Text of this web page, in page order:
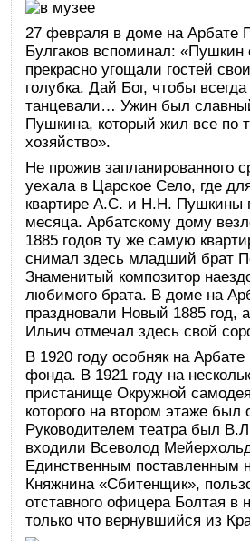
27 февраля в доме на
Булгаков вспоминал:
прекрасно угощали гостей
голубка. Дай Бог, чтобы
танцевали… Ужин был
Пушкина, который жил все по
хозяйство».
Не прожив запланированного
уехала в Царское Село, где
квартире А.С. и Н.Н. Пушкины
месяца. Арбатскому дому
1885 годов ту же самую
снимал здесь младший брат
Знаменитый композитор
любимого брата. В доме на
праздновали Новый 1885 год,
Ильич отмечал здесь свой
В 1920 году особняк на
фонда. В 1921 году на
пристанище Окружной
которого на втором этаже был
Руководителем театра был
входили Всеволод
Единственным поставленным
Княжнина «Сбитенщик»,
отставного офицера Болтая в
только что вернувшийся из